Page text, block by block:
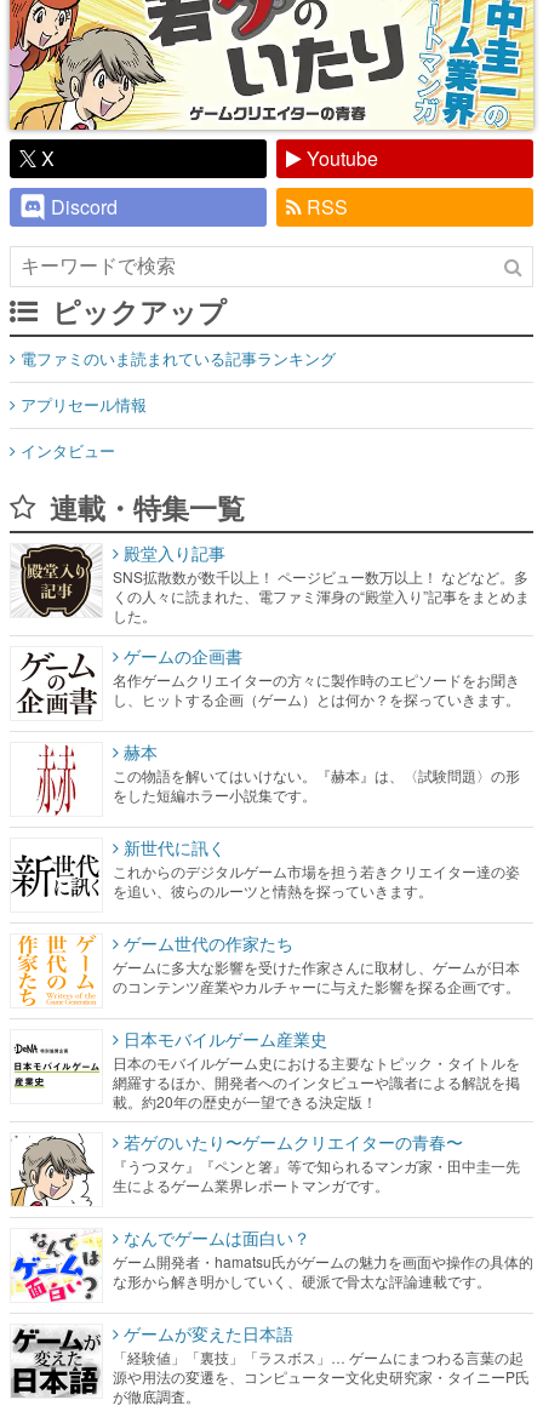
X
Youtube
Discord
RSS
ピックアップ
電ファミのいま読まれている記事ランキング
アプリセール情報
インタビュー
連載・特集一覧
殿堂入り記事
SNS拡散数が数千以上！ ページビュー数万以上！ などなど。多
くの人々に読まれた、電ファミ渾身の“殿堂入り”記事をまとめま
した。
ゲームの企画書
名作ゲームクリエイターの方々に製作時のエピソードをお聞き
し、ヒットする企画（ゲーム）とは何か？を探っていきます。
赫本
この物語を解いてはいけない。『赫本』は、〈試験問題〉の形
をした短編ホラー小説集です。
新世代に訊く
これからのデジタルゲーム市場を担う若きクリエイター達の姿
を追い、彼らのルーツと情熱を探っていきます。
ゲーム世代の作家たち
ゲームに多大な影響を受けた作家さんに取材し、ゲームが日本
のコンテンツ産業やカルチャーに与えた影響を探る企画です。
日本モバイルゲーム産業史
日本のモバイルゲーム史における主要なトピック・タイトルを
網羅するほか、開発者へのインタビューや識者による解説を掲
載。約20年の歴史が一望できる決定版！
若ゲのいたり〜ゲームクリエイターの青春〜
『うつヌケ』『ペンと箸』等で知られるマンガ家・田中圭一先
生によるゲーム業界レポートマンガです。
なんでゲームは面白い？
ゲーム開発者・hamatsu氏がゲームの魅力を画面や操作の具体的
な形から解き明かしていく、硬派で骨太な評論連載です。
ゲームが変えた日本語
「経験値」「裏技」「ラスボス」… ゲームにまつわる言葉の起
源や用法の変遷を、コンピューター文化史研究家・タイニーP氏
が徹底調査。